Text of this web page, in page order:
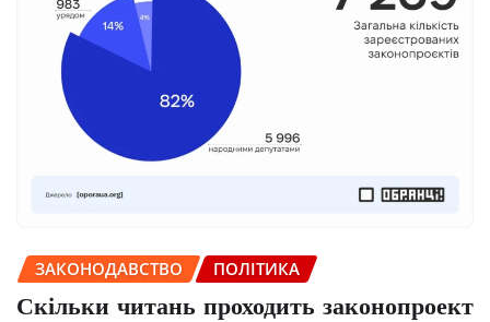
ЗАКОНОДАВСТВО ПОЛІТИКА
Скільки читань проходить законопроект